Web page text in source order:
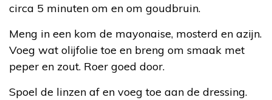
circa 5 minuten om en om goudbruin.
Meng in een kom de mayonaise, mosterd en azijn.
Voeg wat olijfolie toe en breng om smaak met
peper en zout. Roer goed door.
Spoel de linzen af en voeg toe aan de dressing.